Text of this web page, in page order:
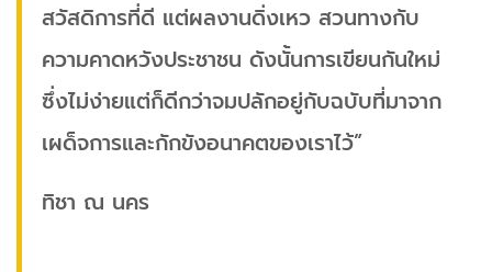
สวัสดิการที่ดี แต่ผลงานดิ่งเหว สวนทางกับ
ความคาดหวังประชาชน ดังนั้นการเขียนกันใหม่
ซึ่งไม่ง่ายแต่ก็ดีกว่าจมปลักอยู่กับฉบับที่มาจาก
เผด็จการและกักขังอนาคตของเราไว้”
ทิชา ณ นคร